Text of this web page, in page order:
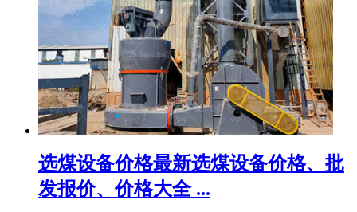
选煤设备价格最新选煤设备价格、批
发报价、价格大全 ...